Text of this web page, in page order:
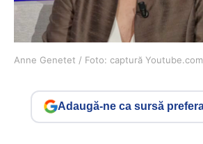
Anne Genetet / Foto: captură
Adaugă-ne ca sursă